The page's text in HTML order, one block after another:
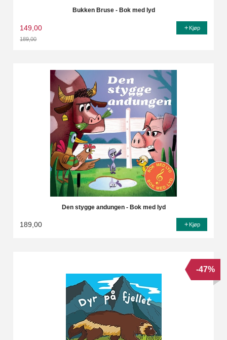
Bukken Bruse - Bok med lyd
149,00
189,00
Kjøp
Den stygge andungen - Bok med lyd
189,00 Kjøp
-47%